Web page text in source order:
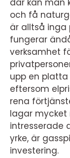
där kan man
och få
är alltså inga
fungerar
verksamhet
upp en
eftersom
rena
lagar mycket
intresserade
yrke, är
investering.